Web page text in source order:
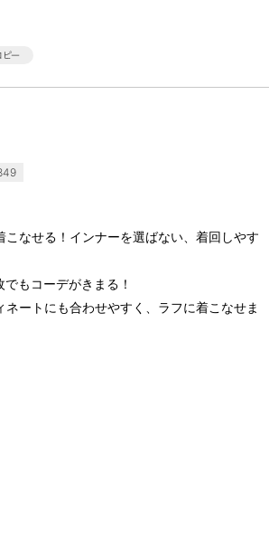
こなせる！インナーを選ばない、着回しやす
もコーデがきまる！
ネートにも合わせやすく、ラフに着こなせま